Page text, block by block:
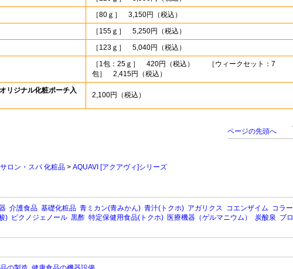
［80ｇ］ 3,150円（税込）
［155ｇ］ 5,250円（税込）
［123ｇ］ 5,040円（税込）
［1包：25ｇ］ 420円（税込） ［ウィークセット：7
包］ 2,415円（税込）
リジナル化粧ポーチ入
2,100円（税込）
ページの先頭へ
ロン・スパ 化粧品 > AQUAVI [アクアヴィ]シリーズ
介護食品 基礎化粧品 青ミカン(青みかん) 青汁(トクホ) アガリクス コエンザイム コラー
) ピクノジェノール 黒酢 特定保健用食品(トクホ) 医療機器（ゲルマニウム） 炭酸泉 プロ